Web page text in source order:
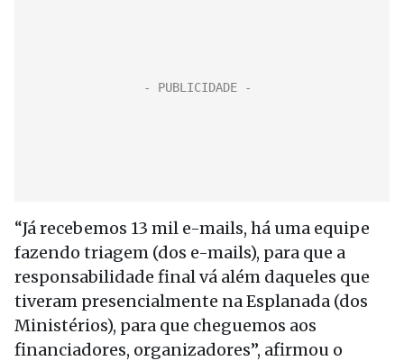
“Já recebemos 13 mil e-mails, há uma equipe
fazendo triagem (dos e-mails), para que a
responsabilidade final vá além daqueles que
tiveram presencialmente na Esplanada (dos
Ministérios), para que cheguemos aos
financiadores, organizadores”, afirmou o